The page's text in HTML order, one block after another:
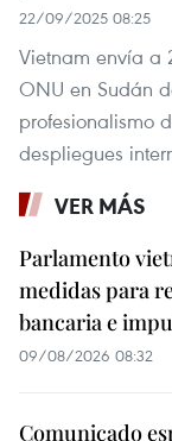
22/09/2025 08:25
Vietnam envía a
ONU en Sudán
profesionalismo
despliegues
VER MÁS
Parlamento
medidas para
bancaria e
09/08/2026 08:32
Comunicado